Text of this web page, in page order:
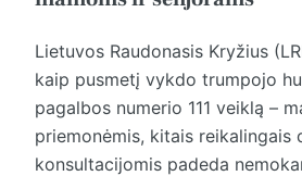
Lietuvos Raudonasis Kryžius
kaip pusmetį vykdo trumpojo
pagalbos numerio 111 veiklą –
priemonėmis, kitais reikalingais
konsultacijomis padeda